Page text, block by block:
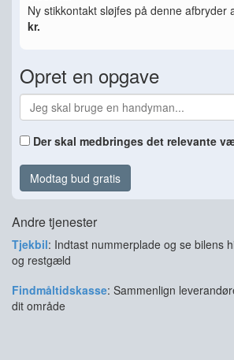
Ny stikkontakt sløjfes på denne afbryder
kr.
Opret en opgave
Der skal medbringes det relevante
Modtag bud gratis
Andre tjenester
Tjekbil: Indtast nummerplade og se bilens
og restgæld
Findmåltidskasse: Sammenlign
dit område